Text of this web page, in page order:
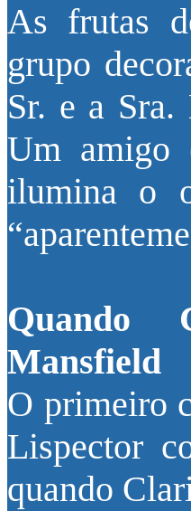
As frutas
grupo
Sr. e a
Um amigo
ilumina o
Quando
Mansfield
O primeiro
Lispector
quando